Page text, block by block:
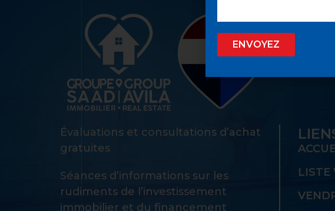
Évaluations et consultations d’achat
gratuites
Séances d’informations sur les
rudiments de l’investissement
immobilier et du financement
LISTE
ENVOYEZ